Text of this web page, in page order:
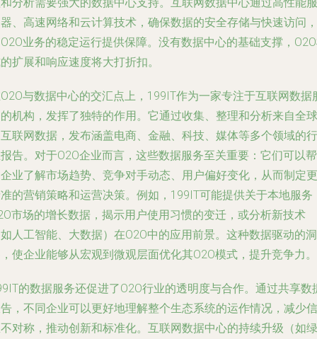
、高速网络和云计算技术，确保数据的安全存储与快速访问，
业务的稳定运行提供保障。没有数据中心的基础支撑，
扩展和响应速度将大打折扣。
与数据中心的交汇点上，199IT作为一家专注于互联网数据
机构，发挥了独特的作用。它通过收集、整理和分析来自全球
联网数据，发布涵盖电商、金融、科技、媒体等多个领域的行
告。对于O2O企业而言，这些数据服务至关重要：它们可以帮
业了解市场趋势、竞争对手动态、用户偏好变化，从而制定更
的营销策略和运营决策。例如，199IT可能提供关于本地服务
市场的增长数据，揭示用户使用习惯的变迁，或分析新技术
人工智能、大数据）在O2O中的应用前景。这种数据驱动的洞
使企业能够从宏观到微观层面优化其O2O模式，提升竞争力。
的数据服务还促进了O2O行业的透明度与合作。通过共享数
，不同企业可以更好地理解整个生态系统的运作情况，减少信
对称，推动创新和标准化。互联网数据中心的持续升级（如绿